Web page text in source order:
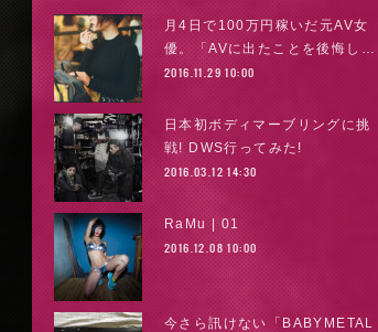
月4日で100万円稼いだ元AV女
優。「AVに出たことを後悔し…
2016.11.29 10:00
日本初ボディマーブリングに挑
戦! DWS行ってみた!
2016.03.12 14:30
RaMu | 01
2016.12.08 10:00
今さら訊けない「BABYMETAL